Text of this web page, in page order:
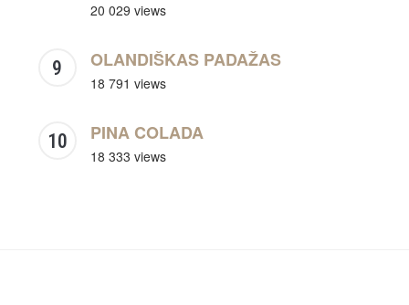
20 029 views
OLANDIŠKAS PADAŽAS
18 791 views
PINA COLADA
18 333 views